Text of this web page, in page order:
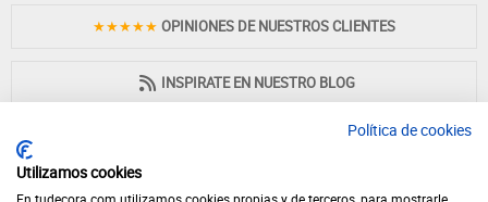
★★★★★ OPINIONES DE NUESTROS CLIENTES
INSPIRATE EN NUESTRO BLOG
Política de cookies
Utilizamos cookies